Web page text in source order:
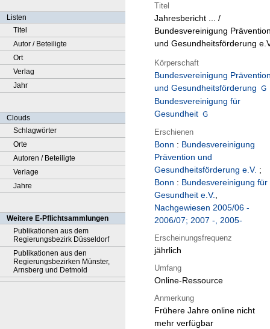
Listen
Titel
Autor / Beteiligte
Ort
Verlag
Jahr
Clouds
Schlagwörter
Orte
Autoren / Beteiligte
Verlage
Jahre
Weitere E-Pflichtsammlungen
Publikationen aus dem
Regierungsbezirk Düsseldorf
Publikationen aus den
Regierungsbezirken Münster,
Arnsberg und Detmold
Titel
Jahresbericht ... /
Bundesvereinigung
und Gesundheitsförderung
Körperschaft
Bundesvereinigung
und Gesundheitsförderung
Bundesvereinigung für
Gesundheit
Erschienen
Bonn : Bundesvereinigung
Prävention und
Gesundheitsförderung e.V. ;
Bonn : Bundesvereinigung für
Gesundheit e.V.,
Nachgewiesen 2005/06 -
2006/07; 2007 -, 2005-
Erscheinungsfrequenz
jährlich
Umfang
Online-Ressource
Anmerkung
Frühere Jahre online nicht
mehr verfügbar